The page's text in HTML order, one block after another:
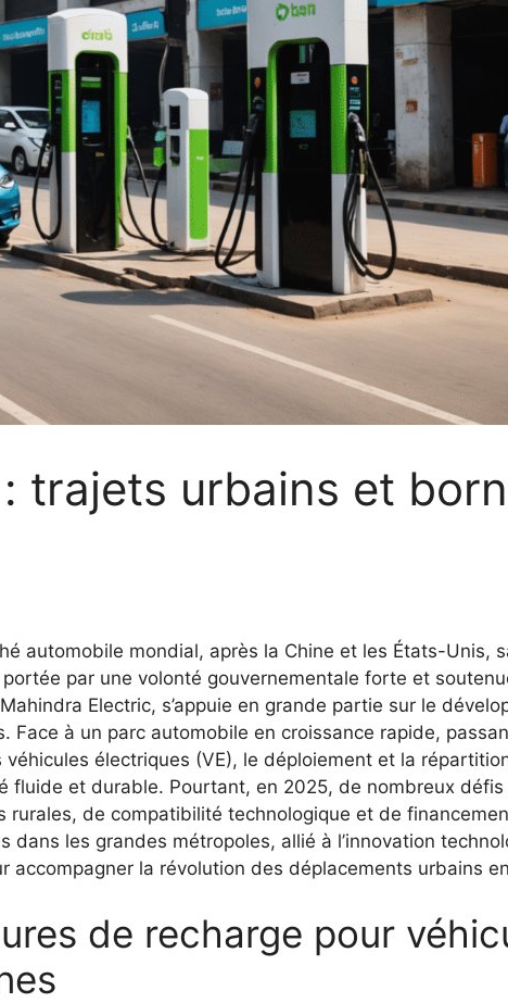
trajets urbains et
automobile mondial, après la Chine et les États-Unis,
par une volonté gouvernementale forte et
Electric, s’appuie en grande partie sur le
à un parc automobile en croissance rapide,
électriques (VE), le déploiement et la
fluide et durable. Pourtant, en 2025, de nombreux
de compatibilité technologique et de
les grandes métropoles, allié à l’innovation
la révolution des déplacements urbains
de recharge pour